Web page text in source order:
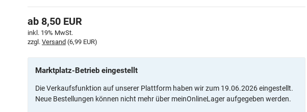
ab 8,50 EUR
inkl. 19% MwSt.
zzgl. Versand (6,99 EUR)
Marktplatz-Betrieb eingestellt
Die Verkaufsfunktion auf unserer Plattform haben wir zum 19.06.2026 eingestellt.
Neue Bestellungen können nicht mehr über meinOnlineLager aufgegeben werden.